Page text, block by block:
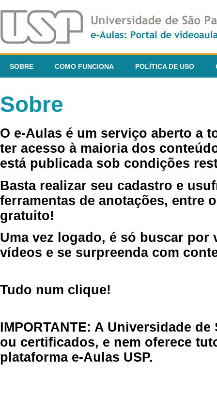
SOBRE COMO FUNCIONA POLÍTICA DE USO
Sobre
O e-Aulas é um serviço aberto a
ter acesso à maioria dos
está publicada sob condições
Basta realizar seu cadastro e
ferramentas de anotações, entre
gratuito!
Uma vez logado, é só buscar por
vídeos e se surpreenda com
Tudo num clique!
IMPORTANTE: A Universidade
ou certificados, e nem oferece
plataforma e-Aulas USP.